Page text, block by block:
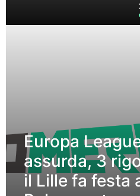
Europa
assurda, 3
il Lille fa festa